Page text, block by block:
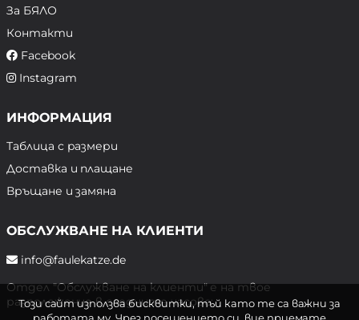
За БЯЛО
Контакти
Facebook
Instagram
ИНФОРМАЦИЯ
Таблица с размери
Доставка и плащане
Връщане и замяна
ОБСЛУЖВАНЕ НА КЛИЕНТИ
info@faulekatze.de
Отдел "Обслужване на клиенти" е на твое
разположение в следните часове:
Този сайт използва бисквитки, тъй като те са важни за